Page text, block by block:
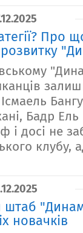
Про
Ісмаель
Бадр Ель
і досі не
клубу,
штаб
новачків